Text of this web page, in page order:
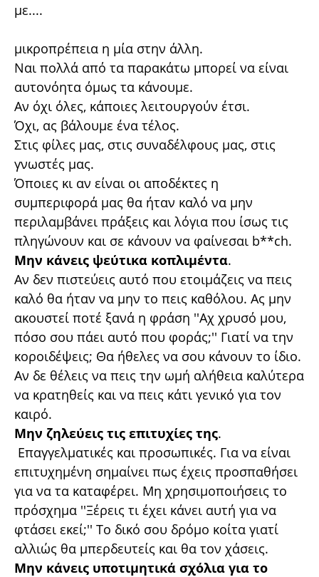
με....
μικροπρέπεια η μία στην άλλη.
Ναι πολλά από τα παρακάτω μπορεί να είναι
αυτονόητα όμως τα κάνουμε.
Αν όχι όλες, κάποιες λειτουργούν έτσι.
Όχι, ας βάλουμε ένα τέλος.
Στις φίλες μας, στις συναδέλφους μας, στις
γνωστές μας.
Όποιες κι αν είναι οι αποδέκτες η
συμπεριφορά μας θα ήταν καλό να μην
περιλαμβάνει πράξεις και λόγια που ίσως τις
πληγώνουν και σε κάνουν να φαίνεσαι b**ch.
Μην κάνεις ψεύτικα κοπλιμέντα.
Αν δεν πιστεύεις αυτό που ετοιμάζεις να πεις
καλό θα ήταν να μην το πεις καθόλου. Ας μην
ακουστεί ποτέ ξανά η φράση ''Αχ χρυσό μου,
πόσο σου πάει αυτό που φοράς;'' Γιατί να την
κοροιδέψεις; Θα ήθελες να σου κάνουν το ίδιο.
Αν δε θέλεις να πεις την ωμή αλήθεια καλύτερα
να κρατηθείς και να πεις κάτι γενικό για τον
καιρό.
Μην ζηλεύεις τις επιτυχίες της.
Επαγγελματικές και προσωπικές. Για να είναι
επιτυχημένη σημαίνει πως έχεις προσπαθήσει
για να τα καταφέρει. Μη χρησιμοποιήσεις το
πρόσχημα ''Ξέρεις τι έχει κάνει αυτή για να
φτάσει εκεί;'' Το δικό σου δρόμο κοίτα γιατί
αλλιώς θα μπερδευτείς και θα τον χάσεις.
Μην κάνεις υποτιμητικά σχόλια για το